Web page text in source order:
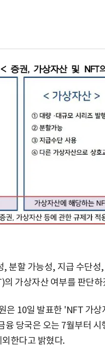
분할 가능성, 지급 수단
가상자산 여부를 판단
은 10일 발표한 'NFT 가
융 당국은 오는 7월부터
한다고 밝혔다.